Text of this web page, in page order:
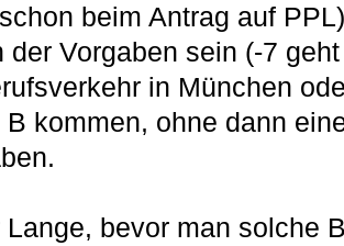
beim Antrag auf
der Vorgaben sein (-7
in München
B kommen, ohne dann
Lange, bevor man solche